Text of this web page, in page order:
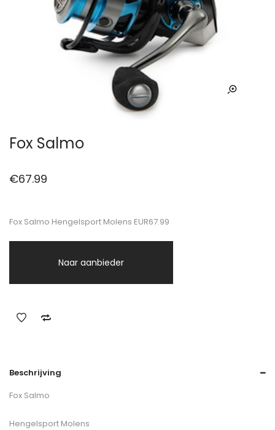
Fox Salmo
€67.99
Fox Salmo Hengelsport Molens EUR67.99
Naar aanbieder
Beschrijving
Fox Salmo
Hengelsport Molens